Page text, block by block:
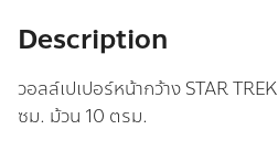
quantity
Description
วอลล์เปเปอร์หน้ากว้าง STAR
ซม. ม้วน 10 ตรม.